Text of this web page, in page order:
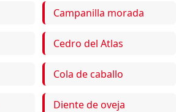
Campanilla morada
Cedro del Atlas
Cola de caballo
Diente de oveja